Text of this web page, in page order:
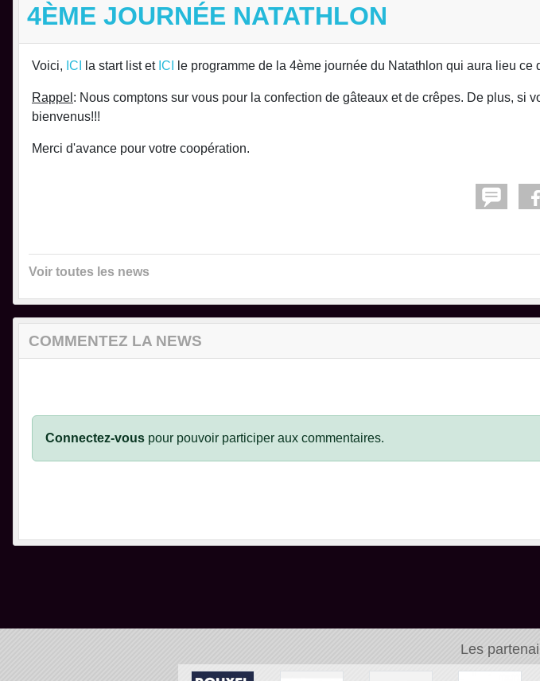
4ÈME JOURNÉE NATATHLON
Voici, ICI la start list et ICI le programme de la 4ème journée du Natathlon qui aura lieu ce
Rappel : Nous comptons sur vous pour la confection de gâteaux et de crêpes. De plus,
bienvenus!!!
Merci d'avance pour votre coopération.
Voir toutes les news
COMMENTEZ LA NEWS
Connectez-vous pour pouvoir participer aux commentaires.
Les